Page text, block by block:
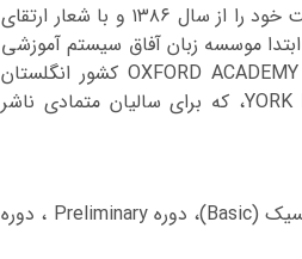
موسسه آموزش زبان انگلیسی آفاق AFAQ LANGUAGE CENTER فعالیت خود را از سال ۱۳۸۶ و با شعار ارتقای
موسسه زبان آفاق سیستم آموزشی
خود را بر اساس سیستم استاندارد و شناخته شده آکادمی آکسفورد OXFORD ACADEMY کشور انگلستان
تدوین نموده و از کتاب های معتبر انتشارات یورک YORK PUBLICATIONS، که برای سالیان متمادی ناشر
دوره هایی که در آموزشگاه زبان آفاق برگزار می شود شامل دوره های بیسیک (Basic)، دوره Preliminary ، دوره